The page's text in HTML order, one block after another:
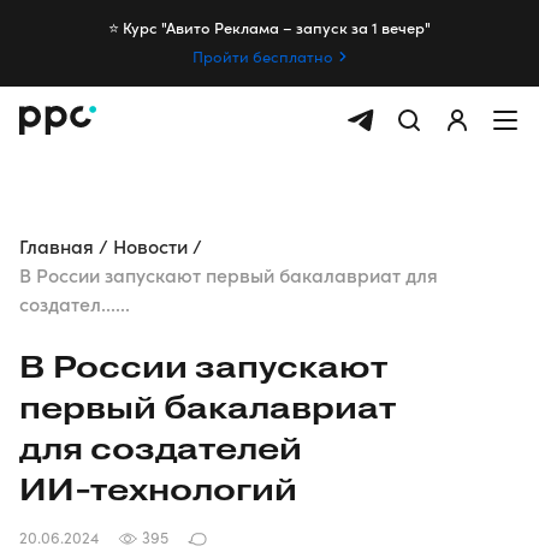
⭐️ Курс "Авито Реклама – запуск за 1 вечер"
Пройти бесплатно
Главная
Новости
В России запускают первый бакалавриат для
создател......
В России запускают
первый бакалавриат
для создателей
ИИ-технологий
20.06.2024 395